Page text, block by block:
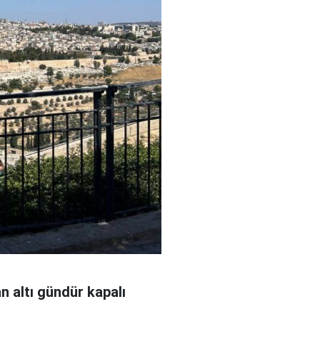
altı gündür kapalı